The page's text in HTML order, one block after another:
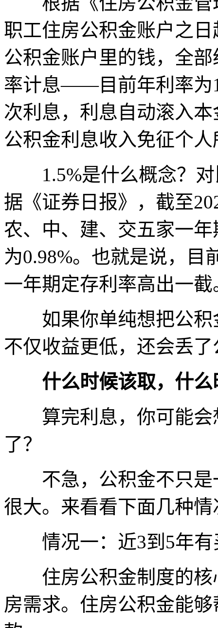
职工住房公积金账户之
公积金账户里的钱，全
率计息——目前年利率为
次利息，利息自动滚入
公积金利息收入免征个
1.5%是什么概念？对
据《证券日报》，截至
农、中、建、交五家一
为0.98%。也就是说，目
一年期定存利率高出一截
如果你单纯想把公积
不仅收益更低，还会丢
什么时候该取，什
算完利息，你可能会
了？
不急，公积金不只是
很大。来看看下面几种情
情况一：近3到5年有
住房公积金制度的核
房需求。住房公积金能